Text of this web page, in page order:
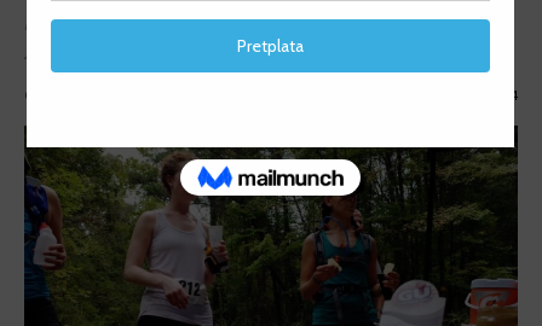
Ne morate da se odreknete užine ili grickalica uz film ako
želite da se zdravo hranite.
Objavio 2664